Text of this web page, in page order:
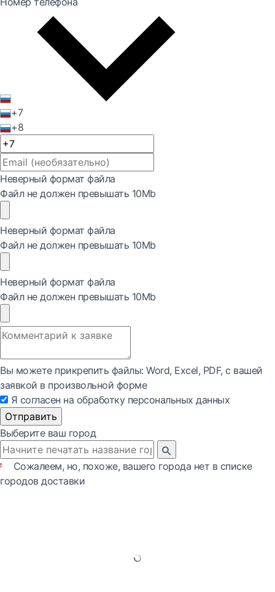
+7
+8
Неверный формат файла
Файл не должен превышать 10Mb
Неверный формат файла
Файл не должен превышать 10Mb
Неверный формат файла
Файл не должен превышать 10Mb
Вы можете прикрепить файлы: Word, Exсel, PDF, с вашей
заявкой в произвольной форме
Я согласен на обработку персональных данных
Отправить
Выберите ваш город
Сожалеем, но, похоже, вашего города нет в списке
городов доставки